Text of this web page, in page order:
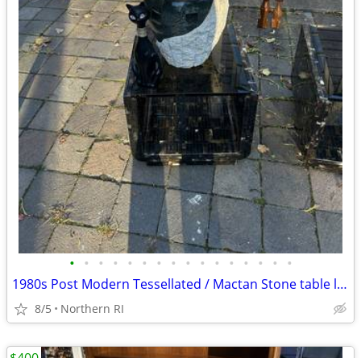
• • • • • • • • • • • • • • • •
1980s Post Modern Tessellated / Mactan Stone table lamp A436
8/5 Northern RI